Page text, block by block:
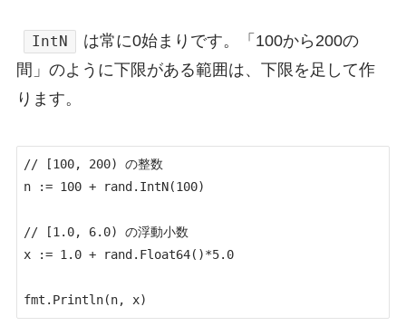
IntN
は常に0始まりです。「100から200の
間」のように下限がある範囲は、下限を足して作
ります。
// [100, 200) の整数
n := 100 + rand.IntN(100)
// [1.0, 6.0) の浮動小数
x := 1.0 + rand.Float64()*5.0
fmt.Println(n, x)